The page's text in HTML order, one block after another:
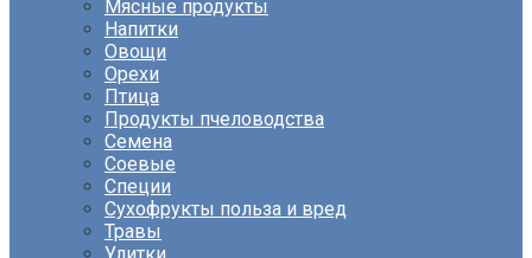
Мясные продукты
Напитки
Овощи
Орехи
Птица
Продукты пчеловодства
Семена
Соевые
Специи
Сухофрукты польза и вред
Травы